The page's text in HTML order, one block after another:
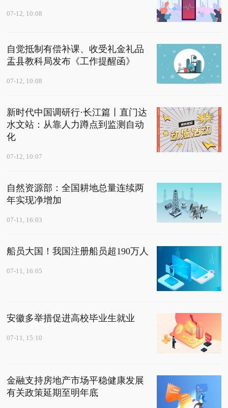
07-12, 10:08
自觉抵制有偿补课、收受礼金礼品
盂县教科局发布《工作提醒函》
07-12, 10:08
新时代中国调研行·长江篇丨直门达
水文站：从靠人力蹲点到监测自动
化
07-12, 10:07
自然资源部：全国耕地总量连续两
年实现净增加
07-11, 16:03
船员大国！我国注册船员超190万人
07-11, 16:05
安徽多举措促进高校毕业生就业
07-11, 15:10
金融支持房地产市场平稳健康发展
有关政策延期至明年底